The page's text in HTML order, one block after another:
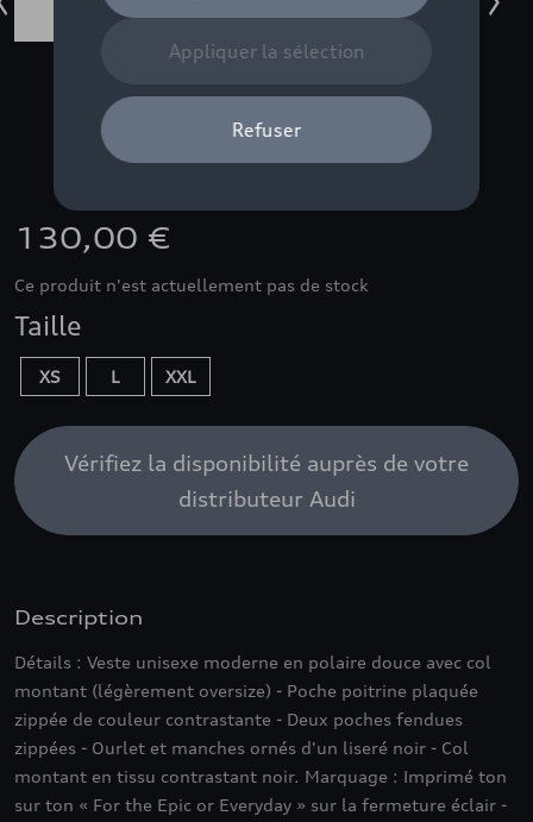
130,00 €
Ce produit n'est actuellement pas de stock
Taille
XS L XXL
Vérifiez la disponibilité auprès de votre
distributeur Audi
Description
Détails : Veste unisexe moderne en polaire douce avec col
montant (légèrement oversize) - Poche poitrine plaquée
zippée de couleur contrastante - Deux poches fendues
zippées - Ourlet et manches ornés d'un liseré noir - Col
montant en tissu contrastant noir. Marquage : Imprimé ton
sur ton « For the Epic or Everyday » sur la fermeture éclair -